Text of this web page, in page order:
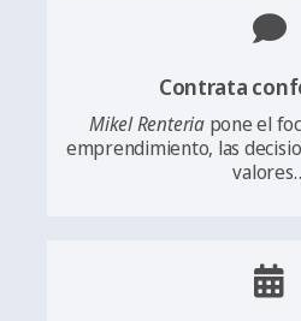
Contrata
Mikel Renteria pone el
emprendimiento, las